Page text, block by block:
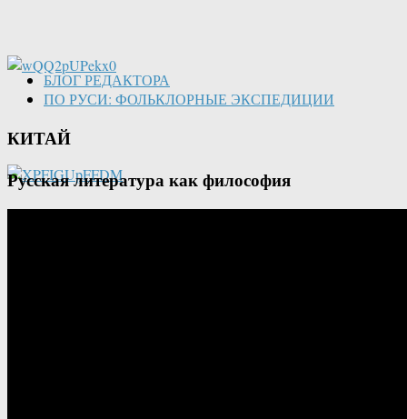
БЛОГ РЕДАКТОРА
ПО РУСИ: ФОЛЬКЛОРНЫЕ ЭКСПЕДИЦИИ
КИТАЙ
Русская литература как философия